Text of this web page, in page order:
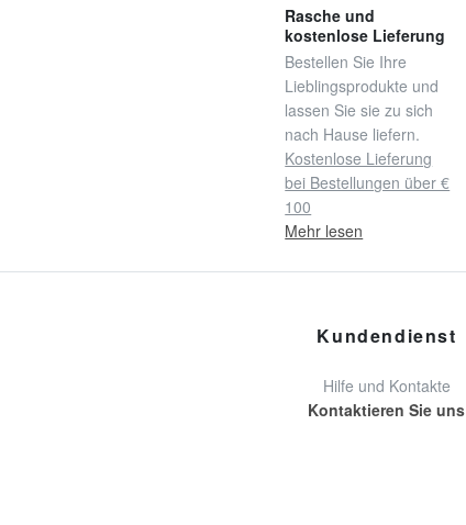
Rasche und
kostenlose Lieferung
Bestellen Sie Ihre
Lieblingsprodukte und
lassen Sie sie zu sich
nach Hause liefern.
Kostenlose Lieferung
bei Bestellungen über €
100
Mehr lesen
Kundendienst
Hilfe und Kontakte
Kontaktieren Sie uns